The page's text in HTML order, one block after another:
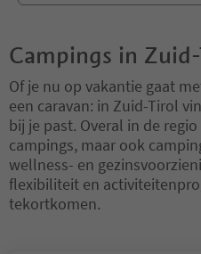
Campings in
Of je nu op vakantie gaat
een caravan: in Zuid-Tirol
bij je past. Overal in de
campings, maar ook
wellness- en
flexibiliteit en
tekortkomen.